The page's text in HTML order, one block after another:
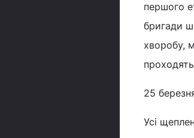
першого
бригади
хворобу,
25
Усі